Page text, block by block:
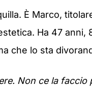
È Marco,
Ha 47 anni,
che lo sta
Non ce la faccio